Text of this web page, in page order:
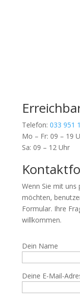
Telefon: 033 951
Mo – Fr: 09 – 19
Sa: 09 – 12 Uhr
Wenn Sie mit uns
möchten,
Formular. Ihre
willkommen.
Dein Name
Deine E-Mail-